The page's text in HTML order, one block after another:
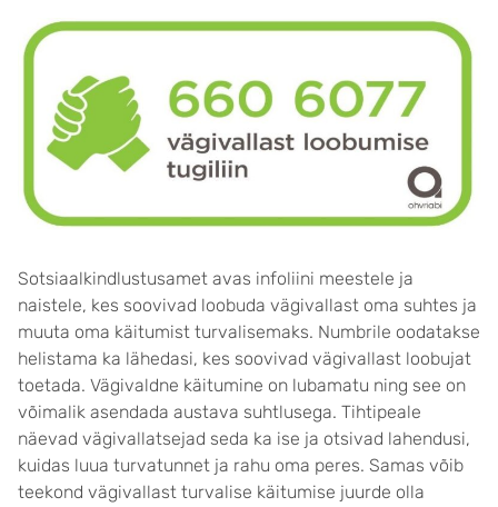
Sotsiaalkindlustusamet avas infoliini meestele ja
naistele, kes soovivad loobuda vägivallast oma suhtes ja
muuta oma käitumist turvalisemaks. Numbrile oodatakse
helistama ka lähedasi, kes soovivad vägivallast loobujat
toetada. Vägivaldne käitumine on lubamatu ning see on
võimalik asendada austava suhtlusega. Tihtipeale
näevad vägivallatsejad seda ka ise ja otsivad lahendusi,
kuidas luua turvatunnet ja rahu oma peres. Samas võib
teekond vägivallast turvalise käitumise juurde olla